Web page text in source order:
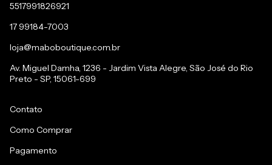
5517991826921
17 99184-7003
loja@maboboutique.com.br
Av. Miguel Damha, 1236 - Jardim Vista Alegre, São José do Rio
Preto - SP, 15061-699
Contato
Como Comprar
Pagamento